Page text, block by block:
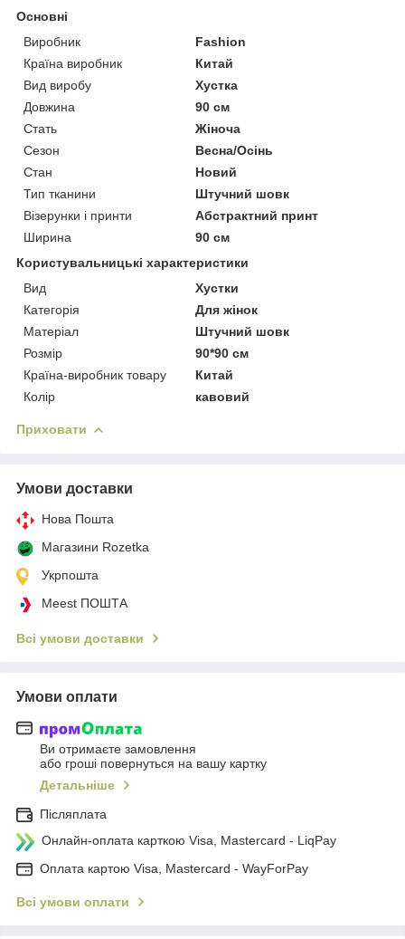
Основні
Виробник
Fashion
Країна виробник
Китай
Вид виробу
Хустка
Довжина
90 см
Стать
Жіноча
Сезон
Весна/Осінь
Стан
Новий
Тип тканини
Штучний шовк
Візерунки і принти
Абстрактний принт
Ширина
90 см
Користувальницькі характеристики
Вид
Хустки
Категорія
Для жінок
Матеріал
Штучний шовк
Розмір
90*90 см
Країна-виробник товару
Китай
Колір
кавовий
Приховати
Умови доставки
Нова Пошта
Магазини Rozetka
Укрпошта
Meest ПОШТА
Всі умови доставки
Умови оплати
Ви отримаєте замовлення
або гроші повернуться на вашу картку
Детальніше
Післяплата
Онлайн-оплата карткою Visa, Mastercard - LiqPay
Оплата картою Visa, Mastercard - WayForPay
Всі умови оплати